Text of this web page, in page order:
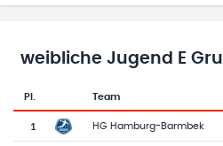
weibliche Jugend E
Tabelle mit Vereinsplatzierungen, Spielen,
Pl.
Team-Logo
Team
1 HG Hamburg-Barmbek